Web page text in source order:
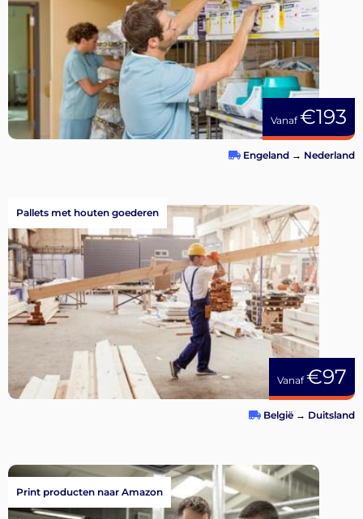
Vanaf€193
Engeland → Nederland
Vanaf€97
Pallets met houten goederen
België → Duitsland
Print producten naar Amazon